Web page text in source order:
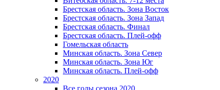
Брестская область. Зона Восток
Брестская область. Зона Запад
Брестская область. Финал
Брестская область. Плей-офф
Гомельская область
Минская область. Зона Север
Минская область. Зона Юг
Минская область. Плей-офф
2020
Все голы сезона 2020